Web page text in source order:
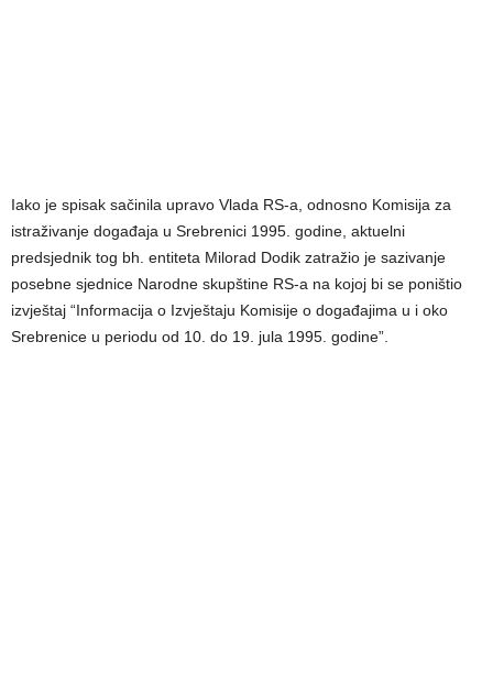
Iako je spisak sačinila upravo Vlada RS-a, odnosno Komisija za
istraživanje događaja u Srebrenici 1995. godine, aktuelni
predsjednik tog bh. entiteta Milorad Dodik zatražio je sazivanje
posebne sjednice Narodne skupštine RS-a na kojoj bi se poništio
izvještaj “Informacija o Izvještaju Komisije o događajima u i oko
Srebrenice u periodu od 10. do 19. jula 1995. godine”.